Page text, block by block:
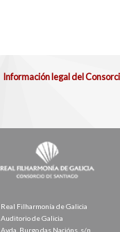
Información legal del
Real Filharmonía de Galicia
Auditorio de Galicia
Avda. Burgo das Nacións, s/n